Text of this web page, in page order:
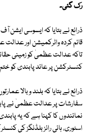
رک گئی۔
ذرائع نے بتایا کہ ایسوسی ایشن
قائم کردہ واٹرکمیشن اور
تاکہ عدالت عظمیٰ کو زمینی
کنسٹرکشن پر عائد پابندی کو ختم
ذرائع نے بتایا کہ بلند و بالا
سفارشات پر عدالت عظمیٰ نے
نمائندوں کا کہنا ہے کہ یہ